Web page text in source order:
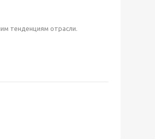
тенденциям отрасли.